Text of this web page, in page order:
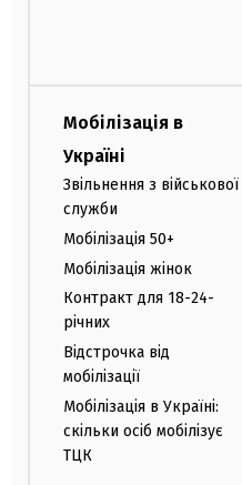
Мобілізація в
Україні
Звільнення з військової
служби
Мобілізація 50+
Мобілізація жінок
Контракт для 18-24-
річних
Відстрочка від
мобілізації
Мобілізація в Україні:
скільки осіб мобілізує
ТЦК